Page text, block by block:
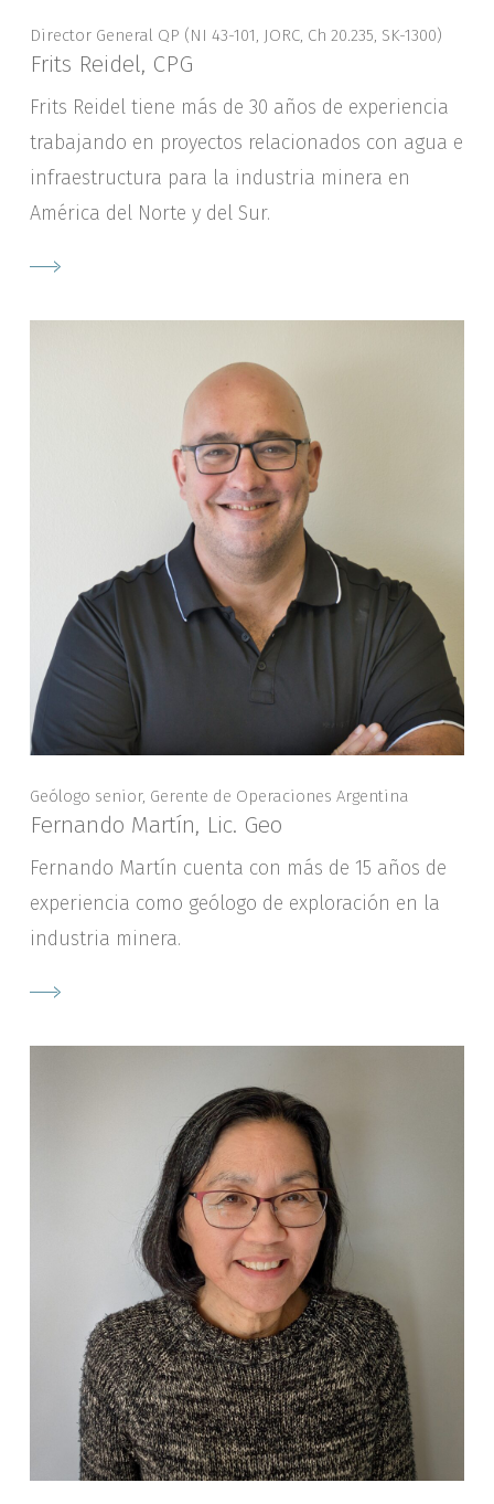
Director General QP (NI 43-101, JORC, Ch 20.235, SK-1300)
Frits Reidel, CPG
Frits Reidel tiene más de 30 años de experiencia
trabajando en proyectos relacionados con agua e
infraestructura para la industria minera en
América del Norte y del Sur.
Geólogo senior, Gerente de Operaciones Argentina
Fernando Martín, Lic. Geo
Fernando Martín cuenta con más de 15 años de
experiencia como geólogo de exploración en la
industria minera.